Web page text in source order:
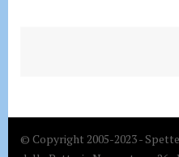
© Copyright 2005-2023 -